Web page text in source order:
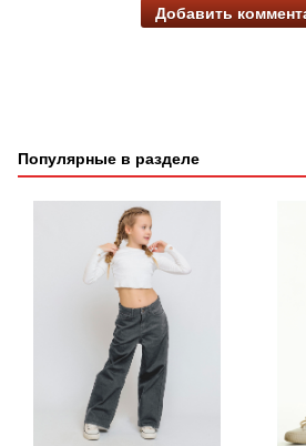
Добавить
Популярные в разделе